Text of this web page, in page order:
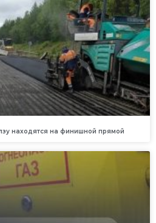
находятся на финишной прямой